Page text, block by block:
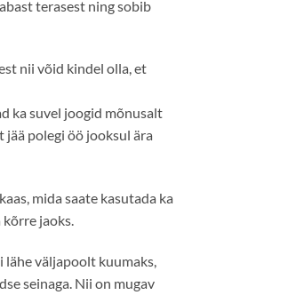
terasest ning sobib
nii võid kindel olla, et
ka suvel joogid mõnusalt
jää polegi öö jooksul ära
mida saate kasutada ka
kõrre jaoks.
lähe väljapoolt kuumaks,
seinaga. Nii on mugav